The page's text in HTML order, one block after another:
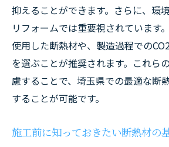
冬の寒さを防ぐための断
四季を通じて快適に過ご
断熱材の効果を最大限に
快適な室内環境を保つ断
訣
断熱リフォームで健康的な
リフォームを通じて実現する断
抑えることができます。さらに、環
リフォームでは重要視されています
使用した断熱材や、製造過程での
を選ぶことが推奨されます。これら
慮することで、埼玉県での最適な断
することが可能です。
施工前に知っておきたい断熱材の